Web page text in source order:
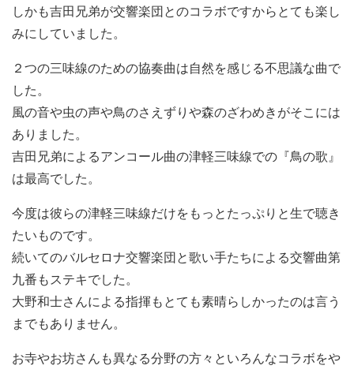
しかも吉田兄弟が交響楽団とのコラボですからとても楽し
みにしていました。
２つの三味線のための協奏曲は自然を感じる不思議な曲で
した。
風の音や虫の声や鳥のさえずりや森のざわめきがそこには
ありました。
吉田兄弟によるアンコール曲の津軽三味線での『鳥の歌』
は最高でした。
今度は彼らの津軽三味線だけをもっとたっぷりと生で聴き
たいものです。
続いてのバルセロナ交響楽団と歌い手たちによる交響曲第
九番もステキでした。
大野和士さんによる指揮もとても素晴らしかったのは言う
までもありません。
お寺やお坊さんも異なる分野の方々といろんなコラボをや